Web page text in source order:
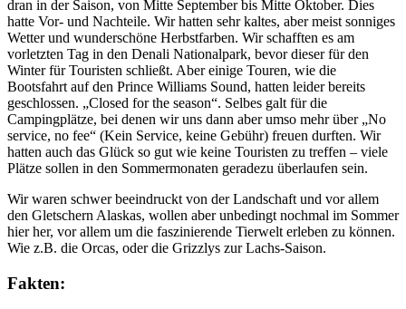
dran in der Saison, von Mitte September bis Mitte Oktober. Dies
hatte Vor- und Nachteile. Wir hatten sehr kaltes, aber meist sonniges
Wetter und wunderschöne Herbstfarben. Wir schafften es am
vorletzten Tag in den Denali Nationalpark, bevor dieser für den
Winter für Touristen schließt. Aber einige Touren, wie die
Bootsfahrt auf den Prince Williams Sound, hatten leider bereits
geschlossen. „Closed for the season“. Selbes galt für die
Campingplätze, bei denen wir uns dann aber umso mehr über „No
service, no fee“ (Kein Service, keine Gebühr) freuen durften. Wir
hatten auch das Glück so gut wie keine Touristen zu treffen – viele
Plätze sollen in den Sommermonaten geradezu überlaufen sein.
Wir waren schwer beeindruckt von der Landschaft und vor allem
den Gletschern Alaskas, wollen aber unbedingt nochmal im Sommer
hier her, vor allem um die faszinierende Tierwelt erleben zu können.
Wie z.B. die Orcas, oder die Grizzlys zur Lachs-Saison.
Fakten: